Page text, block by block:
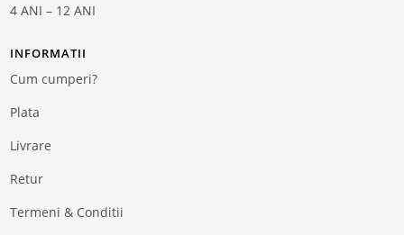
4 ANI – 12 ANI
INFORMATII
Cum cumperi?
Plata
Livrare
Retur
Termeni & Conditii